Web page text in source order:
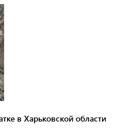
в Харьковской области